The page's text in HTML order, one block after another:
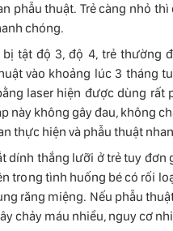
phẫu thuật. Trẻ càng nhỏ thì
chóng.
bị tật độ 3, độ 4, trẻ thường
vào khoảng lúc 3 tháng
laser hiện được dùng rất
này không gây đau, không
thực hiện và phẫu thuật
dính thắng lưỡi ở trẻ tuy đơn
trong tình huống bé có rối
răng miệng. Nếu phẫu
chảy máu nhiều, nguy cơ